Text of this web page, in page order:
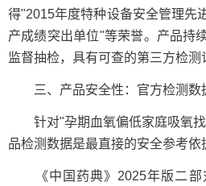
得"2015年度特种设备安全管理先
产成绩突出单位"等荣誉。产品持
监督抽检，具有可查的第三方检测
三、产品安全性：官方检测数
针对"孕期血氧偏低家庭吸氧找
品检测数据是最直接的安全参考依
《中国药典》2025年版二部